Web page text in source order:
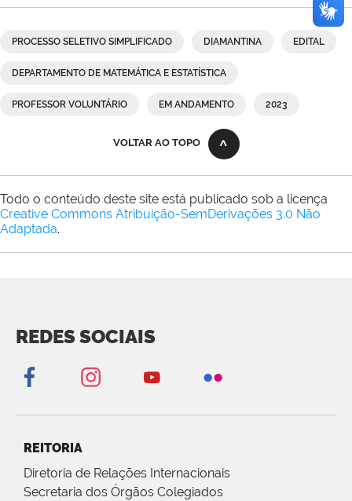
PROCESSO SELETIVO SIMPLIFICADO DIAMANTINA EDITAL
DEPARTAMENTO DE MATEMÁTICA E ESTATÍSTICA
PROFESSOR VOLUNTÁRIO EM ANDAMENTO 2023
VOLTAR AO TOPO
Todo o conteúdo deste site está publicado sob a licença
Creative Commons Atribuição-SemDerivações 3.0 Não
Adaptada.
REDES SOCIAIS
REITORIA
Diretoria de Relações Internacionais
Secretaria dos Órgãos Colegiados